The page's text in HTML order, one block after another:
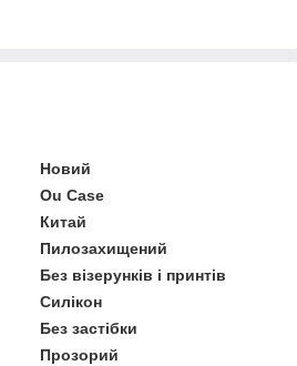
Новий
Ou Case
Китай
Пилозахищений
Без візерунків і принтів
Силікон
Без застібки
Прозорий